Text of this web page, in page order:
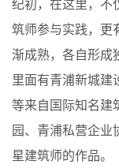
纪初，在这里，不
筑师参与实践，更
渐成熟，各自形成
里面有青浦新城建
等来自国际知名建
园、青浦私营企业
星建筑师的作品。